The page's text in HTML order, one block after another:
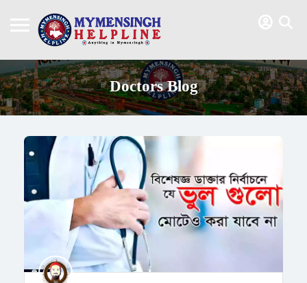
Doctors Blog